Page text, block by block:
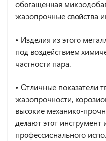
обогащенная
жаропрочные свойства
• Изделия из этого
под воздействием
частности пара.
• Отличные показатели
жаропрочности,
высокие механико-
делают этот инструмент
профессионального